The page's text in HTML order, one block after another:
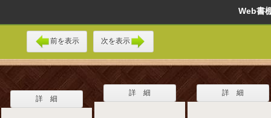
Web
前を表示 次を表示
詳 細
詳 細 詳 細